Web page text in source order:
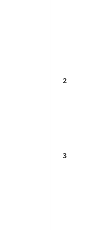
2
3